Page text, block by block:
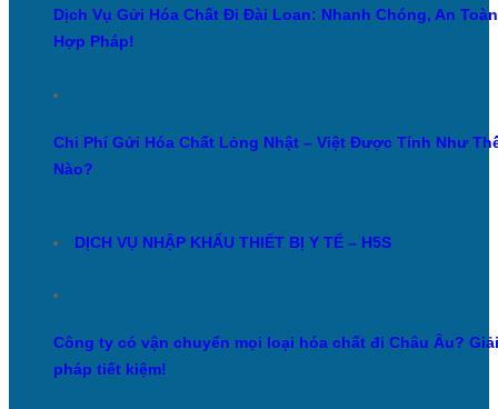
Dịch Vụ Gửi Hóa Chất Đi Đài Loan: Nhanh Chóng, An
Hợp Pháp!
Chi Phí Gửi Hóa Chất Lỏng Nhật – Việt Được Tính Như
Nào?
DỊCH VỤ NHẬP KHẨU THIẾT BỊ Y TẾ – H5S
Công ty có vận chuyển mọi loại hóa chất đi Châu Âu? Giải
pháp tiết kiệm!